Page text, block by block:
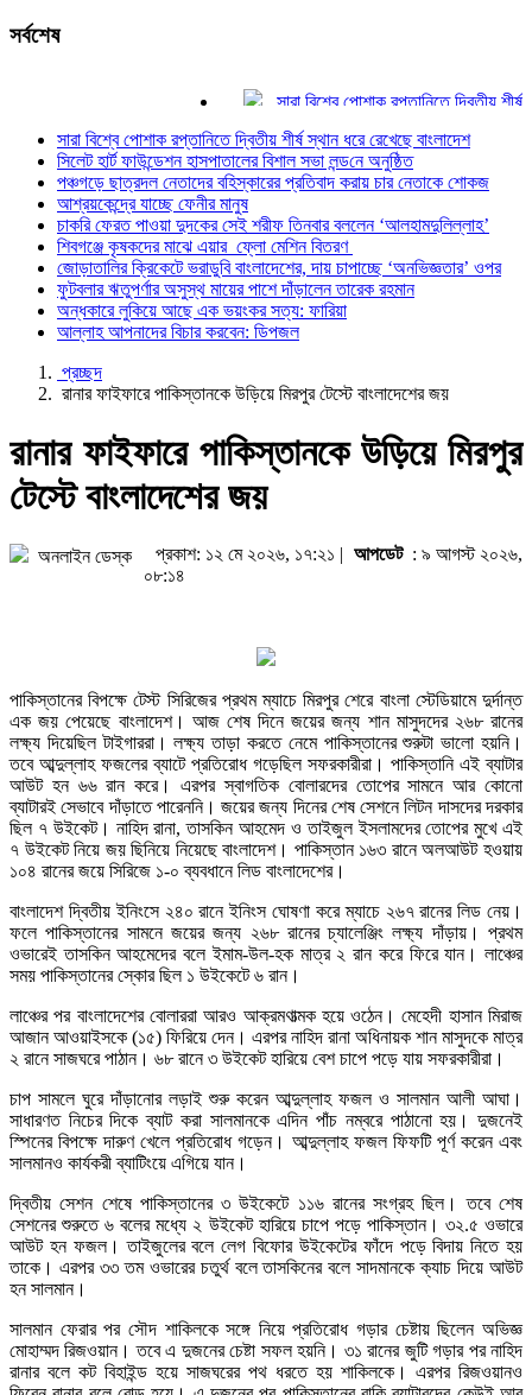
সর্বশেষ
সারা বিশ্বে পোশাক রপ্তানিতে দ্বিতীয় শীর্ষ স্থান
সিলেট হার্ট ফাউন্ডেশন হাসপাতালের বিশাল সভা
পঞ্চগড়ে ছাত্রদল নেতাদের বহিস্কারের
আশ্রয়কেন্দ্রে যাচ্ছে ফেনীর মানুষ
চাকরি ফেরত পাওয়া দুদকের সেই শরীফ তিনবার
শিবগঞ্জে কৃষকদের মাঝে এয়ার ফ্লো মেশিন
জোড়াতালির ক্রিকেটে ভরাডুবি বাংলাদেশের, দায়
ফুটবলার ঋতুপর্ণার অসুস্থ মায়ের পাশে দাঁড়ালেন
অন্ধকারে লুকিয়ে আছে এক ভয়ংকর সত্য:
আল্লাহ আপনাদের বিচার করবেন: ডিপজল
সারা বিশ্বে পোশাক রপ্তানিতে দ্বিতীয় শীর্ষ স্থান ধরে রেখেছে বাংলাদেশ
সিলেট হার্ট ফাউন্ডেশন হাসপাতালের বিশাল সভা লন্ড‌নে অনুষ্ঠিত
পঞ্চগড়ে ছাত্রদল নেতাদের বহিস্কারের প্রতিবাদ করায় চার নেতাকে শোকজ
আশ্রয়কেন্দ্রে যাচ্ছে ফেনীর মানুষ
চাকরি ফেরত পাওয়া দুদকের সেই শরীফ তিনবার বললেন ‘আলহামদুলিল্লাহ’
শিবগঞ্জে কৃষকদের মাঝে এয়ার ফ্লো মেশিন বিতরণ
জোড়াতালির ক্রিকেটে ভরাডুবি বাংলাদেশের, দায় চাপাচ্ছে ‘অনভিজ্ঞতার’ ওপর
ফুটবলার ঋতুপর্ণার অসুস্থ মায়ের পাশে দাঁড়ালেন তারেক রহমান
অন্ধকারে লুকিয়ে আছে এক ভয়ংকর সত্য: ফারিয়া
আল্লাহ আপনাদের বিচার করবেন: ডিপজল
প্রচ্ছদ
রানার ফাইফারে পাকিস্তানকে উড়িয়ে মিরপুর টেস্টে বাংলাদেশের জয়
রানার ফাইফারে পাকিস্তানকে উড়িয়ে মিরপুর
টেস্টে বাংলাদেশের জয়
অনলাইন ডেস্ক প্রকাশ: ১২ মে ২০২৬, ১৭:২১ | আপডেট: ৯ আগস্ট ২০২৬,
০৮:১৪
পাকিস্তানের বিপক্ষে টেস্ট সিরিজের প্রথম ম্যাচে মিরপুর শেরে বাংলা স্টেডিয়ামে দুর্দান্ত
এক জয় পেয়েছে বাংলাদেশ। আজ শেষ দিনে জয়ের জন্য শান মাসুদদের ২৬৮ রানের
লক্ষ্য দিয়েছিল টাইগাররা। লক্ষ্য তাড়া করতে নেমে পাকিস্তানের শুরুটা ভালো হয়নি।
তবে আব্দুল্লাহ ফজলের ব্যাটে প্রতিরোধ গড়েছিল সফরকারীরা। পাকিস্তানি এই ব্যাটার
আউট হন ৬৬ রান করে। এরপর স্বাগতিক বোলারদের তোপের সামনে আর কোনো
ব্যাটারই সেভাবে দাঁড়াতে পারেননি। জয়ের জন্য দিনের শেষ সেশনে লিটন দাসদের দরকার
ছিল ৭ উইকেট। নাহিদ রানা, তাসকিন আহমেদ ও তাইজুল ইসলামদের তোপের মুখে এই
৭ উইকেট নিয়ে জয় ছিনিয়ে নিয়েছে বাংলাদেশ। পাকিস্তান ১৬৩ রানে অলআউট হওয়ায়
১০৪ রানের জয়ে সিরিজে ১-০ ব্যবধানে লিড বাংলাদেশের।
বাংলাদেশ দ্বিতীয় ইনিংসে ২৪০ রানে ইনিংস ঘোষণা করে ম্যাচে ২৬৭ রানের লিড নেয়।
ফলে পাকিস্তানের সামনে জয়ের জন্য ২৬৮ রানের চ্যালেঞ্জিং লক্ষ্য দাঁড়ায়। প্রথম
ওভারেই তাসকিন আহমেদের বলে ইমাম-উল-হক মাত্র ২ রান করে ফিরে যান। লাঞ্চের
সময় পাকিস্তানের স্কোর ছিল ১ উইকেটে ৬ রান।
লাঞ্চের পর বাংলাদেশের বোলাররা আরও আক্রমণাত্মক হয়ে ওঠেন। মেহেদী হাসান মিরাজ
আজান আওয়াইসকে (১৫) ফিরিয়ে দেন। এরপর নাহিদ রানা অধিনায়ক শান মাসুদকে মাত্র
২ রানে সাজঘরে পাঠান। ৬৮ রানে ৩ উইকেট হারিয়ে বেশ চাপে পড়ে যায় সফরকারীরা।
চাপ সামলে ঘুরে দাঁড়ানোর লড়াই শুরু করেন আব্দুল্লাহ ফজল ও সালমান আলী আঘা।
সাধারণত নিচের দিকে ব্যাট করা সালমানকে এদিন পাঁচ নম্বরে পাঠানো হয়। দুজনেই
স্পিনের বিপক্ষে দারুণ খেলে প্রতিরোধ গড়েন। আব্দুল্লাহ ফজল ফিফটি পূর্ণ করেন এবং
সালমানও কার্যকরী ব্যাটিংয়ে এগিয়ে যান।
দ্বিতীয় সেশন শেষে পাকিস্তানের ৩ উইকেটে ১১৬ রানের সংগ্রহ ছিল। তবে শেষ
সেশনের শুরুতে ৬ বলের মধ্যে ২ উইকেট হারিয়ে চাপে পড়ে পাকিস্তান। ৩২.৫ ওভারে
আউট হন ফজল। তাইজুলের বলে লেগ বিফোর উইকেটের ফাঁদে পড়ে বিদায় নিতে হয়
তাকে। এরপর ৩৩ তম ওভারের চতুর্থ বলে তাসকিনের বলে সাদমানকে ক্যাচ দিয়ে আউট
হন সালমান।
সালমান ফেরার পর সৌদ শাকিলকে সঙ্গে নিয়ে প্রতিরোধ গড়ার চেষ্টায় ছিলেন অভিজ্ঞ
মোহাম্মদ রিজওয়ান। তবে এ দুজনের চেষ্টা সফল হয়নি। ৩১ রানের জুটি গড়ার পর নাহিদ
রানার বলে কট বিহাইন্ড হয়ে সাজঘরের পথ ধরতে হয় শাকিলকে। এরপর রিজওয়ানও